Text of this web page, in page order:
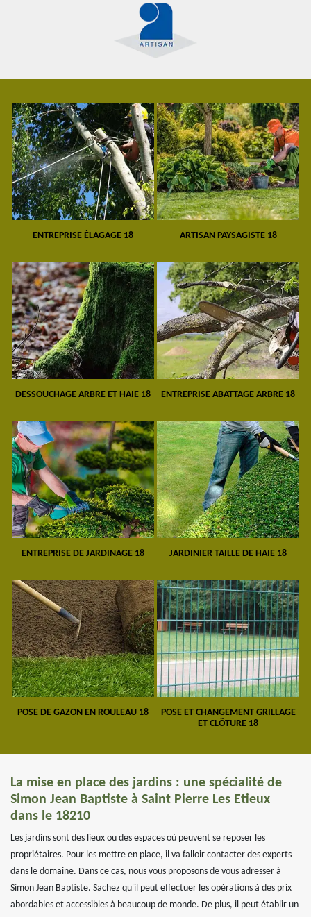
ENTREPRISE ÉLAGAGE 18 ARTISAN PAYSAGISTE 18
DESSOUCHAGE ARBRE ET HAIE 18 ENTREPRISE ABATTAGE ARBRE 18
ENTREPRISE DE JARDINAGE 18 JARDINIER TAILLE DE HAIE 18
POSE DE GAZON EN ROULEAU 18
POSE ET CHANGEMENT GRILLAGE
ET CLÔTURE 18
La mise en place des jardins : une spécialité de
Simon Jean Baptiste à Saint Pierre Les Etieux
dans le 18210
Les jardins sont des lieux ou des espaces où peuvent se reposer les
propriétaires. Pour les mettre en place, il va falloir contacter des experts
dans le domaine. Dans ce cas, nous vous proposons de vous adresser à
Simon Jean Baptiste. Sachez qu'il peut effectuer les opérations à des prix
abordables et accessibles à beaucoup de monde. De plus, il peut établir un